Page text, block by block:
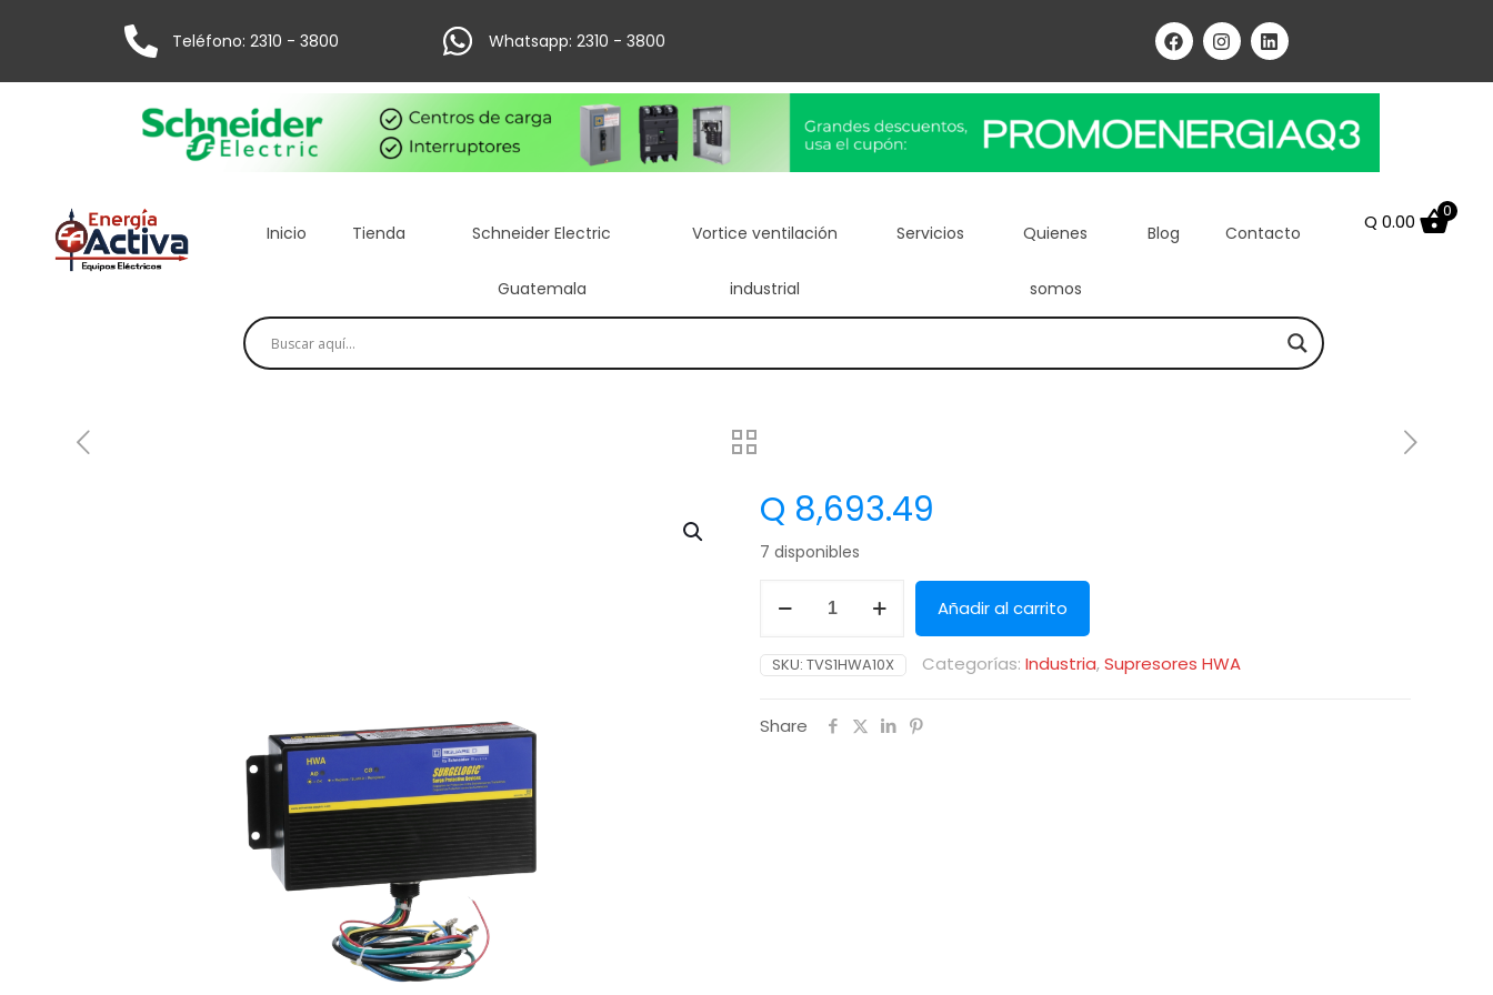
Teléfono: 2310 - 3800 Whatsapp: 2310 - 3800
Inicio Tienda Schneider Electric
Guatemala
Vortice ventilación
industrial
Servicios Quienes
somos
Blog Contacto Q 0.00 0
Q 8,693.49
7 disponibles
Añadir al carrito
SKU: TVS1HWA10X Categorías: Industria,Supresores HWA
Share